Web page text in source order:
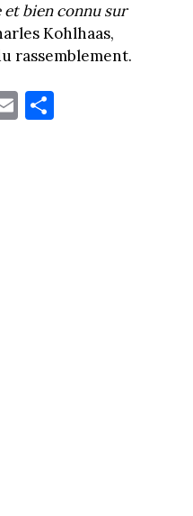
bien connu sur
Kohlhaas,
rassemblement.
E
m
Pa